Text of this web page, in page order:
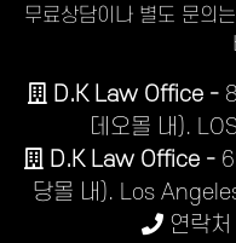
무료상담이나 별도 문의는
D.K Law Office -
데오몰 내).
D.K Law Office -
당몰 내). Los
연락